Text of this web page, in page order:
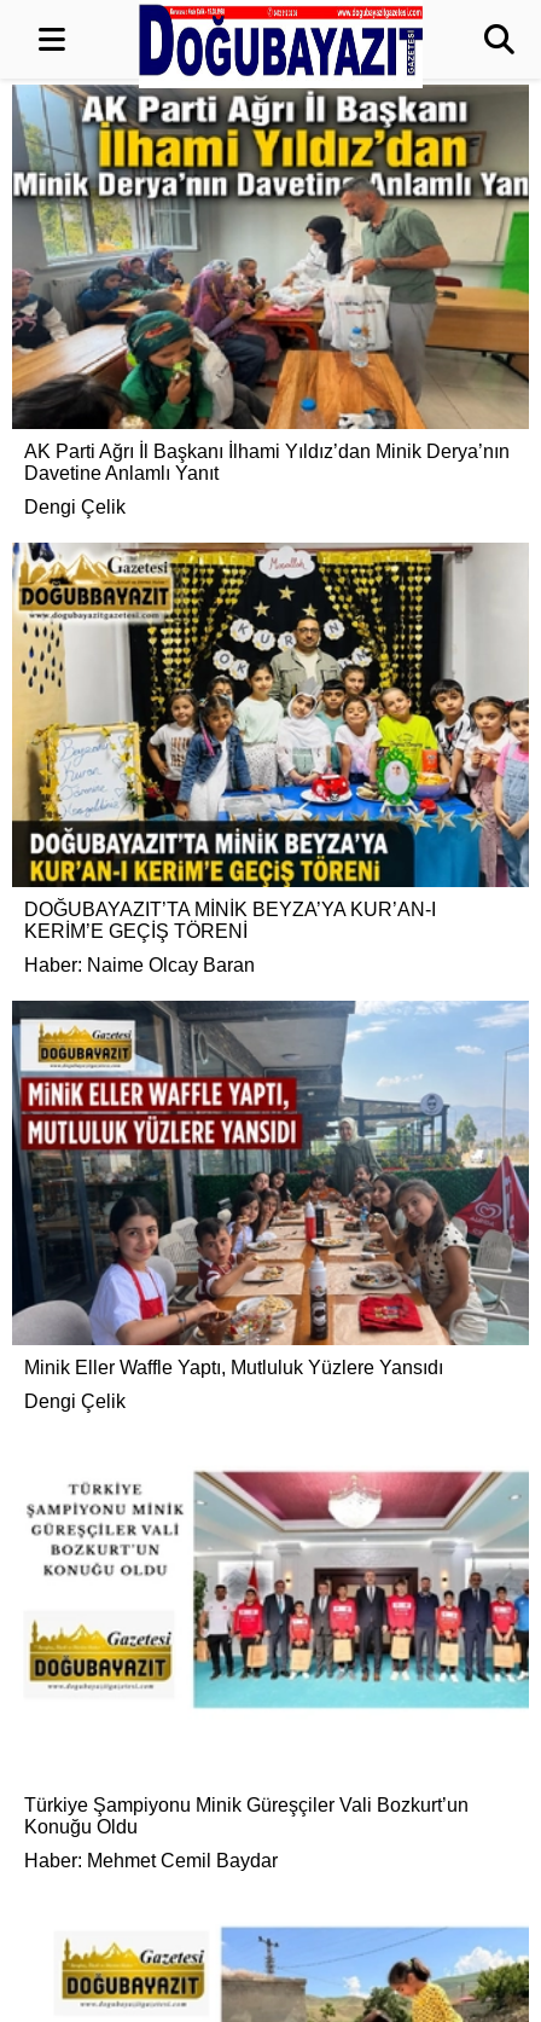
AK Parti Ağrı İl Başkanı İlhami Yıldız’dan Minik Derya’nın
Davetine Anlamlı Yanıt
Dengi Çelik
DOĞUBAYAZIT’TA MİNİK BEYZA’YA KUR’AN-I
KERİM’E GEÇİŞ TÖRENİ
Haber: Naime Olcay Baran
Minik Eller Waffle Yaptı, Mutluluk Yüzlere Yansıdı
Dengi Çelik
Türkiye Şampiyonu Minik Güreşçiler Vali Bozkurt’un
Konuğu Oldu
Haber: Mehmet Cemil Baydar